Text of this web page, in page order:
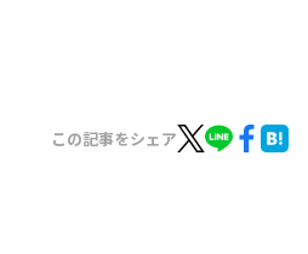
この記事をシェア